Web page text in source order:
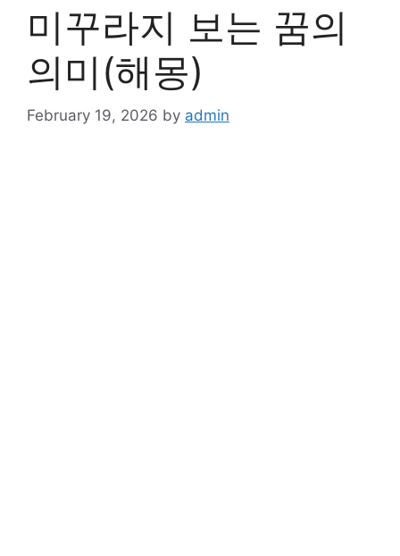
미꾸라지 보는 꿈의
의미(해몽)
February 19, 2026 by admin